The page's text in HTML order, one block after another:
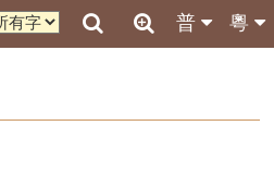
粵
普